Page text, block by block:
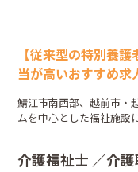
【従来型の特別養
当が高いおすすめ求
鯖江市南西部、越前市・
ムを中心とした福祉施設
介護福祉士 ／介